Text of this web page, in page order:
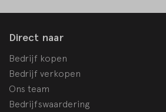
Direct naar
Bedrijf kopen
Bedrijf verkopen
Ons team
Bedrijfswaardering